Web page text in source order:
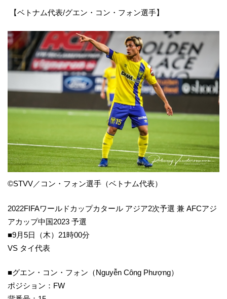
【ベトナム代表/グエン・コン・フォン選手】
©STVV／コン・フォン選手（ベトナム代表）
2022FIFAワールドカップカタール アジア2次予選 兼 AFCアジ
アカップ中国2023 予選
■9月5日（木）21時00分
VS タイ代表
■グエン・コン・フォン（Nguyễn Công Phượng）
ポジション：FW